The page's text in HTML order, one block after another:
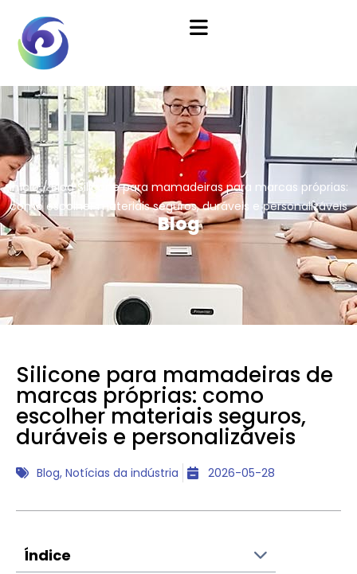
Início/BlogSilicone para mamadeiras para marcas próprias:
como escolher materiais seguros, duráveis ​​e personalizáveis
Blog
Silicone para mamadeiras de
marcas próprias: como
escolher materiais seguros,
duráveis ​​e personalizáveis
Blog, Notícias da indústria 2026-05-28
Índice